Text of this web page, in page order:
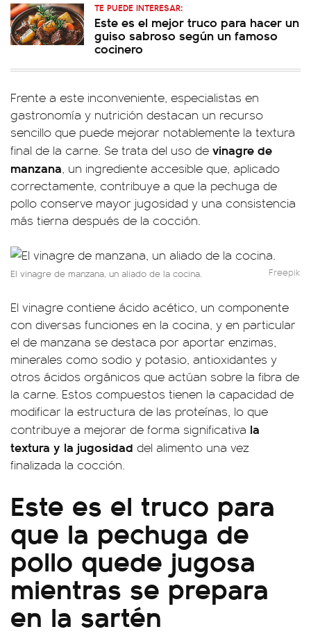
TE PUEDE INTERESAR:
Este es el mejor truco para hacer un
guiso sabroso según un famoso
cocinero
Frente a este inconveniente, especialistas en
gastronomía y nutrición destacan un recurso
sencillo que puede mejorar notablemente la textura
final de la carne. Se trata del uso de vinagre de
manzana, un ingrediente accesible que, aplicado
correctamente, contribuye a que la pechuga de
pollo conserve mayor jugosidad y una consistencia
más tierna después de la cocción.
El vinagre de manzana, un aliado de la cocina. Freepik
El vinagre contiene ácido acético, un componente
con diversas funciones en la cocina, y en particular
el de manzana se destaca por aportar enzimas,
minerales como sodio y potasio, antioxidantes y
otros ácidos orgánicos que actúan sobre la fibra de
la carne. Estos compuestos tienen la capacidad de
modificar la estructura de las proteínas, lo que
contribuye a mejorar de forma significativa la
textura y la jugosidad del alimento una vez
finalizada la cocción.
Este es el truco para
que la pechuga de
pollo quede jugosa
mientras se prepara
en la sartén